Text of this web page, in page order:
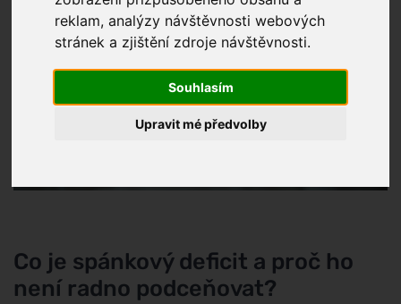
reklam, analýzy návštěvnosti webových
stránek a zjištění zdroje návštěvnosti.
Souhlasím
Upravit mé předvolby
Co je spánkový deficit a proč ho
není radno podceňovat?